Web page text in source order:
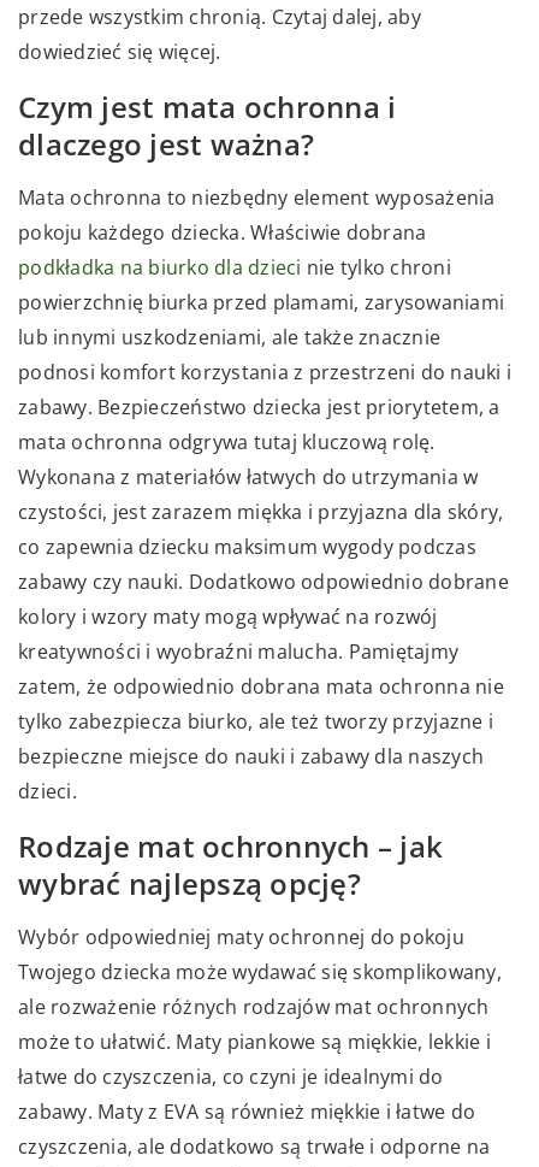
przede wszystkim chronią. Czytaj dalej, aby
dowiedzieć się więcej.
Czym jest mata ochronna i
dlaczego jest ważna?
Mata ochronna to niezbędny element wyposażenia
pokoju każdego dziecka. Właściwie dobrana
podkładka na biurko dla dzieci nie tylko chroni
powierzchnię biurka przed plamami, zarysowaniami
lub innymi uszkodzeniami, ale także znacznie
podnosi komfort korzystania z przestrzeni do nauki i
zabawy. Bezpieczeństwo dziecka jest priorytetem, a
mata ochronna odgrywa tutaj kluczową rolę.
Wykonana z materiałów łatwych do utrzymania w
czystości, jest zarazem miękka i przyjazna dla skóry,
co zapewnia dziecku maksimum wygody podczas
zabawy czy nauki. Dodatkowo odpowiednio dobrane
kolory i wzory maty mogą wpływać na rozwój
kreatywności i wyobraźni malucha. Pamiętajmy
zatem, że odpowiednio dobrana mata ochronna nie
tylko zabezpiecza biurko, ale też tworzy przyjazne i
bezpieczne miejsce do nauki i zabawy dla naszych
dzieci.
Rodzaje mat ochronnych – jak
wybrać najlepszą opcję?
Wybór odpowiedniej maty ochronnej do pokoju
Twojego dziecka może wydawać się skomplikowany,
ale rozważenie różnych rodzajów mat ochronnych
może to ułatwić. Maty piankowe są miękkie, lekkie i
łatwe do czyszczenia, co czyni je idealnymi do
zabawy. Maty z EVA są również miękkie i łatwe do
czyszczenia, ale dodatkowo są trwałe i odporne na